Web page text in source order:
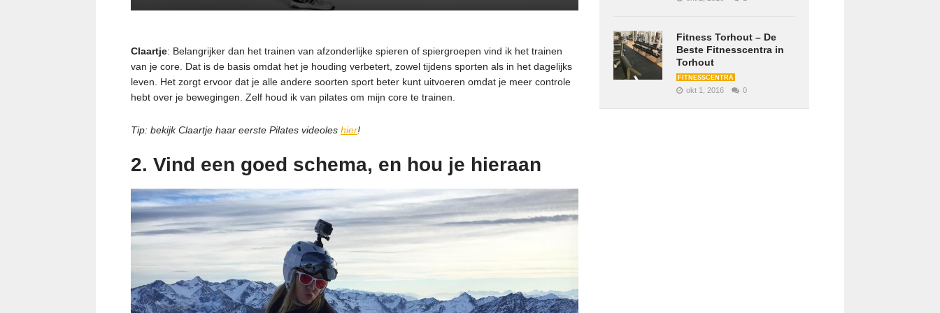
Claartje: Belangrijker dan het trainen van afzonderlijke spieren of spiergroepen vind ik het trainen
van je core. Dat is de basis omdat het je houding verbetert, zowel tijdens sporten als in het dagelijks
leven. Het zorgt ervoor dat je alle andere soorten sport beter kunt uitvoeren omdat je meer controle
hebt over je bewegingen. Zelf houd ik van pilates om mijn core te trainen.
Tip: bekijk Claartje haar eerste Pilates videoles hier!
2. Vind een goed schema, en hou je hieraan
Fitness Torhout – De
Beste Fitnesscentra in
Torhout
FITNESSCENTRA
okt 1, 2016 0